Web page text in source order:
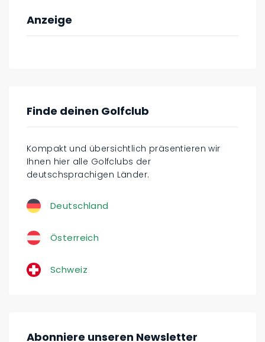
Anzeige
Finde deinen Golfclub
Kompakt und übersichtlich präsentieren wir
Ihnen hier alle Golfclubs der
deutschsprachigen Länder.
Deutschland
Österreich
Schweiz
Abonniere unseren Newsletter